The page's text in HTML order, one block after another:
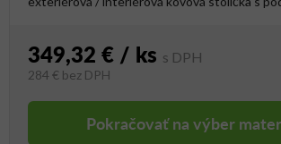
349,32 € / ks
284 € bez DPH
Pokračovať na výber